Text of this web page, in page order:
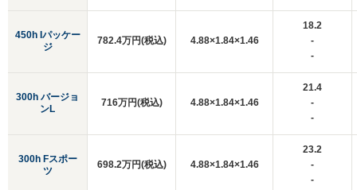
450h Iパッケー
ジ
300h バージョ
ンL
300h Fスポー
ツ
782.4万円(税込) 4.88×1.84×1.46
18.2
-
-
716万円(税込) 4.88×1.84×1.46
21.4
-
-
698.2万円(税込) 4.88×1.84×1.46
23.2
-
-